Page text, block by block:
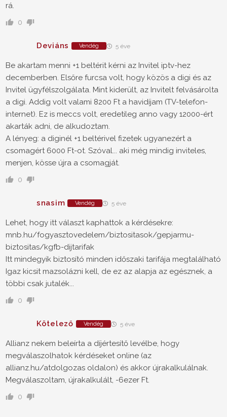
rá.
0
Deviáns Vendég 5 éve
Be akartam menni +1 beltérit kérni az Invitel iptv-hez
decemberben. Elsőre furcsa volt, hogy közös a digi és az
Invitel ügyfélszolgálata. Mint kiderült, az Invitelt felvásárolta
a digi. Addig volt valami 8200 Ft a havidíjam (TV-telefon-
internet). Ez is meccs volt, eredetileg anno vagy 12000-ért
akarták adni, de alkudoztam.
A lényeg: a diginél +1 beltérivel fizetek ugyanezért a
csomagért 6000 Ft-ot. Szóval... aki még mindig inviteles,
menjen, kösse újra a csomagját.
0
snasim Vendég 5 éve
Lehet, hogy itt választ kaphattok a kérdésekre:
mnb.hu/fogyasztovedelem/biztositasok/gepjarmu-
biztositas/kgfb-dijtarifak
Itt mindegyik biztosító minden időszaki tarifája megtalálható
Igaz kicsit mazsolázni kell, de ez az alapja az egésznek, a
többi csak jutalék...
0
Kötelező Vendég 5 éve
Allianz nekem beleírta a díjértesítő levélbe, hogy
megválaszolhatok kérdéseket online (az
allianz.hu/atdolgozas oldalon) és akkor újrakalkulálnak.
Megválaszoltam, újrakalkulált, -6ezer Ft.
0